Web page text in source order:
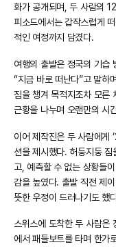
화가 공개되며, 두 사람의
피소드에서는 갑작스럽게
적인 여정까지 담겼다.
여행의 출발은 정국의 기습
“지금 바로 떠난다”고 말하
짐을 챙겨 목적지조차 모른
근황을 나누며 오랜만의 시
이어 제작진은 두 사람에게
션을 제시했다. 허둥지둥
고, 예측할 수 없는 상황들
감을 높였다. 출발 직전 제
뜻한 우정이 드러나기도 했
스위스에 도착한 두 사람은
에서 패들보트를 타며 한가